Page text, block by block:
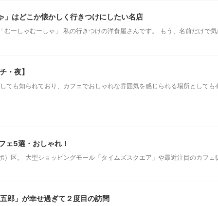
はどこか懐かしく行きつけにしたい名店
ーしゃむーしゃ」 私の行きつけの洋食屋さんです。 もう、名前だけで
・夜】
ても知られており、カフェでおしゃれな雰囲気を感じられる場所として
ェ5選・おしゃれ！
区。 大型ショッピングモール「タイムズスクエア」や最近注目のカフ
郎」が幸せ過ぎて２度目の訪問